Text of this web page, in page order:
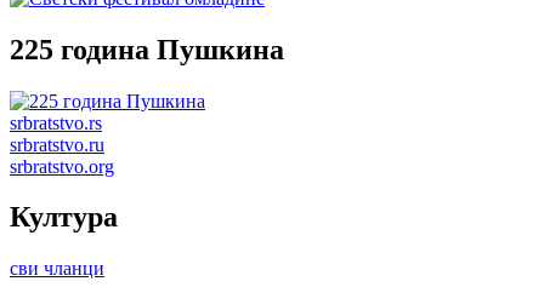
225 година Пушкина
srbratstvo.rs
srbratstvo.ru
srbratstvo.org
Култура
сви чланци